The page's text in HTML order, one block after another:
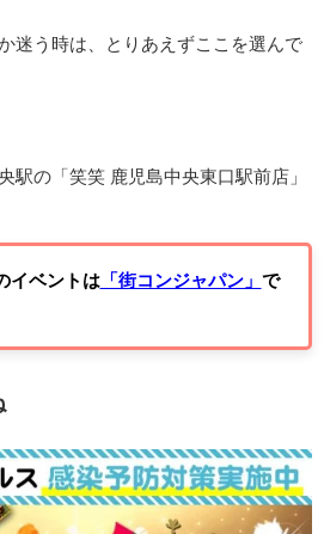
迷う時は、とりあえずここを選んで
駅の「笑笑 鹿児島中央東口駅前店」
イベントは「街コンジャパン」 で